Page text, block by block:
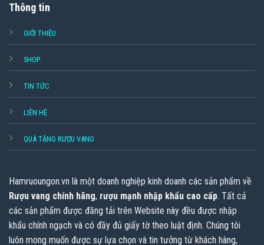
Thông tin
GIỚI THIỆU
SHOP
TIN TỨC
LIÊN HỆ
QUÀ TẶNG RƯỢU VANG
Hamruoungon.vn là một doanh nghiệp kinh doanh các sản phẩm về
Rượu vang chính hãng, rượu mạnh nhập khẩu cao cấp. Tất cả
các sản phẩm được đăng tải trên Website này đều được nhập
khẩu chính ngạch và có đầy đủ giấy tờ theo luật định. Chúng tôi
luôn mong muốn được sự lựa chọn và tin tưởng từ khách hàng,